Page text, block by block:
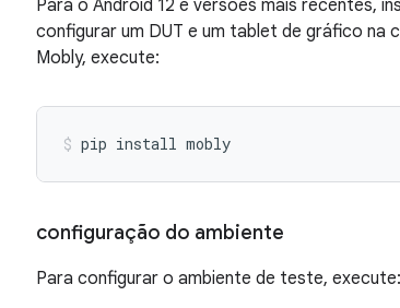
Para o Android 12 e versões mais recentes,
configurar um DUT e um tablet de gráfico na
Mobly, execute:
pip install mobly
configuração do ambiente
Para configurar o ambiente de teste, execute: